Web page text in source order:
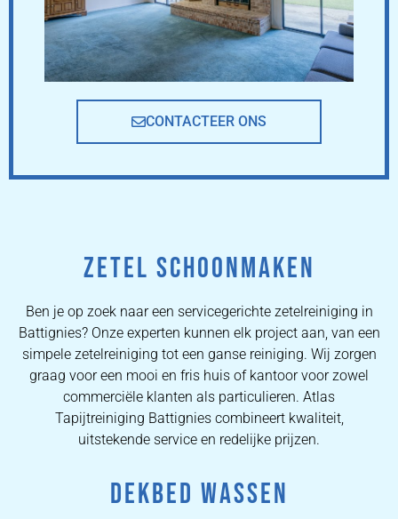
CONTACTEER ONS
ZETEL SCHOONMAKEN
Ben je op zoek naar een servicegerichte zetelreiniging in
Battignies? Onze experten kunnen elk project aan, van een
simpele zetelreiniging tot een ganse reiniging. Wij zorgen
graag voor een mooi en fris huis of kantoor voor zowel
commerciële klanten als particulieren. Atlas
Tapijtreiniging Battignies combineert kwaliteit,
uitstekende service en redelijke prijzen.
DEKBED WASSEN